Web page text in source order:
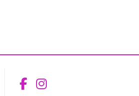
Aceder ao
Aceder ao